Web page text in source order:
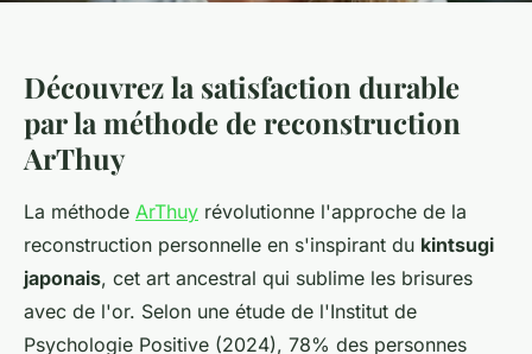
Découvrez la satisfaction durable
par la méthode de reconstruction
ArThuy
La méthode ArThuy révolutionne l'approche de la
reconstruction personnelle en s'inspirant du kintsugi
japonais, cet art ancestral qui sublime les brisures
avec de l'or. Selon une étude de l'Institut de
Psychologie Positive (2024), 78% des personnes